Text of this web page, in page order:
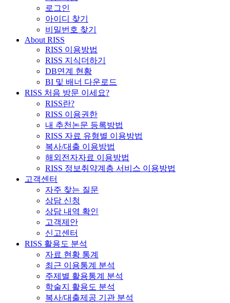
로그인
아이디 찾기
비밀번호 찾기
About RISS
RISS 이용방법
RISS 지식더하기
DB연계 현황
BI 및 배너 다운로드
RISS 처음 방문 이세요?
RISS란?
RISS 이용권한
내 추천논문 등록방법
RISS 자료 유형별 이용방법
복사/대출 이용방법
해외전자자료 이용방법
RISS 정보취약계층 서비스 이용방법
고객센터
자주 찾는 질문
상담 신청
상담 내역 확인
고객제안
신고센터
RISS 활용도 분석
자료 현황 통계
최근 이용통계 분석
주제별 활용통계 분석
학술지 활용도 분석
복사/대출제공 기관 분석